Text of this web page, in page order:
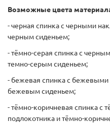
Возможные цвета
- черная спинка с черными
черным сиденьем;
- тёмно-серая спинка с
темно-серым сиденьем;
- бежевая спинка с бежевыми
бежевым сиденьем;
- тёмно-коричневая спинка с
подлокотника и тёмно-